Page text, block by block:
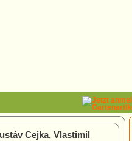
Cejka, Vlastimil